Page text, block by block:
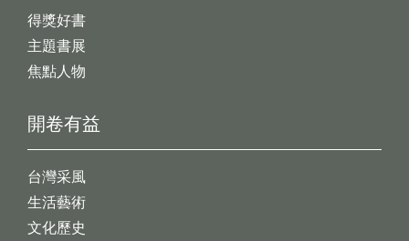
開卷有益
台灣采風
生活藝術
文化歷史
得獎好書
主題書展
焦點人物